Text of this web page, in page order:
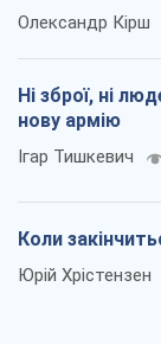
Олександр Кірш
Ні зброї, ні
нову армію
Ігар Тишкевич
Коли
Юрій Хрістензен